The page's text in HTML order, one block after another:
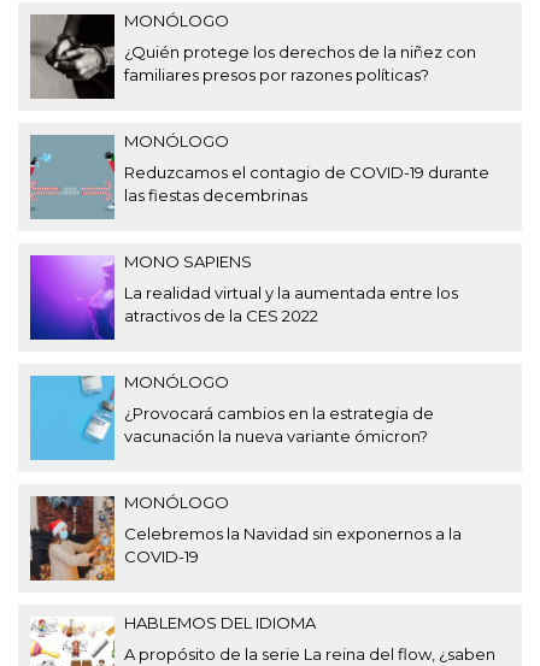
MONÓLOGO
¿Quién protege los derechos de la niñez con
familiares presos por razones políticas?
MONÓLOGO
Reduzcamos el contagio de COVID-19 durante
las fiestas decembrinas
MONO SAPIENS
La realidad virtual y la aumentada entre los
atractivos de la CES 2022
MONÓLOGO
¿Provocará cambios en la estrategia de
vacunación la nueva variante ómicron?
MONÓLOGO
Celebremos la Navidad sin exponernos a la
COVID-19
HABLEMOS DEL IDIOMA
A propósito de la serie La reina del flow, ¿saben